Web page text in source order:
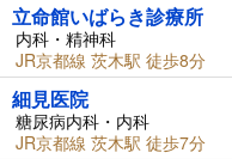
立命館いばらき診療所
内科・精神科
JR京都線 茨木駅 徒歩8分
細見医院
糖尿病内科・内科
JR京都線 茨木駅 徒歩7分